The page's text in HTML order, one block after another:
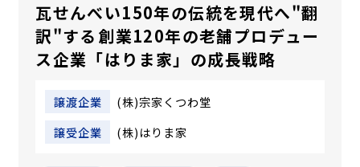
瓦せんべい150年の伝統を現代へ"翻
訳"する――創業120年の老舗プロデュー
ス企業「はりま家」の成長戦略
譲渡企業
(株)宗家くつわ堂
譲受企業
(株)はりま家